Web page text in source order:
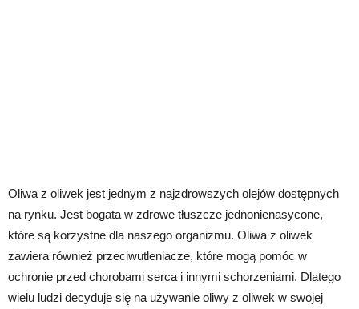
Oliwa z oliwek jest jednym z najzdrowszych olejów dostępnych
na rynku. Jest bogata w zdrowe tłuszcze jednonienasycone,
które są korzystne dla naszego organizmu. Oliwa z oliwek
zawiera również przeciwutleniacze, które mogą pomóc w
ochronie przed chorobami serca i innymi schorzeniami. Dlatego
wielu ludzi decyduje się na używanie oliwy z oliwek w swojej